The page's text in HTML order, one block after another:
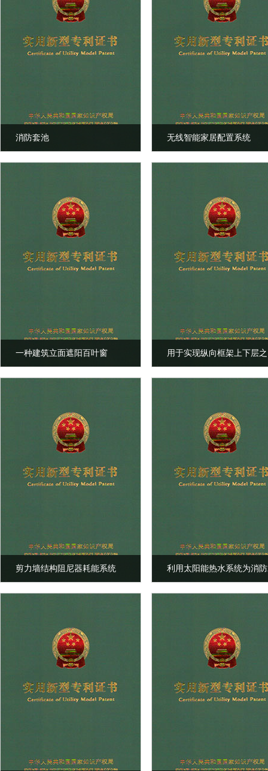
消防套池 无线智能家居配置系统
一种建筑立面遮阳百叶窗 用于实现纵向框架上下层
能减震的阻尼机构
剪力墙结构阻尼器耗能系统 利用太阳能热水系统为消
防冻保温的系统